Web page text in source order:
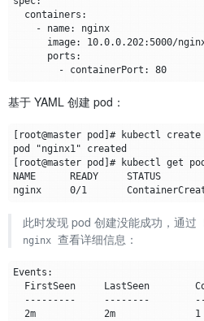
    - name: nginx
        - containerPort:
80
基于 YAML 创建 pod：
此时发现 pod 创建没能成功，通过
nginx
查看详细信息：